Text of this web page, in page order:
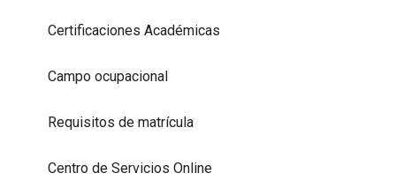
Certificaciones Académicas
Campo ocupacional
Requisitos de matrícula
Centro de Servicios Online